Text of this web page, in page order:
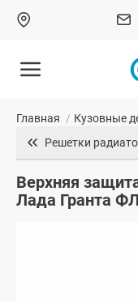
Главная / Кузовные
Решетки
Верхняя
Лада Гранта ФЛ